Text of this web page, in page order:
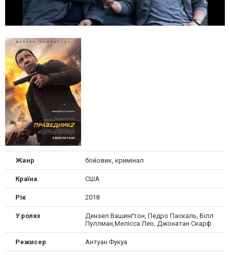
Жанр бойовик, кримінал
Країна США
Рік 2018
У ролях
Дензел Вашинґтон, Педро Паскаль, Білл
Пуллман,Мелісса Лео, Джонатан Скарф
Режисер Антуан Фукуа